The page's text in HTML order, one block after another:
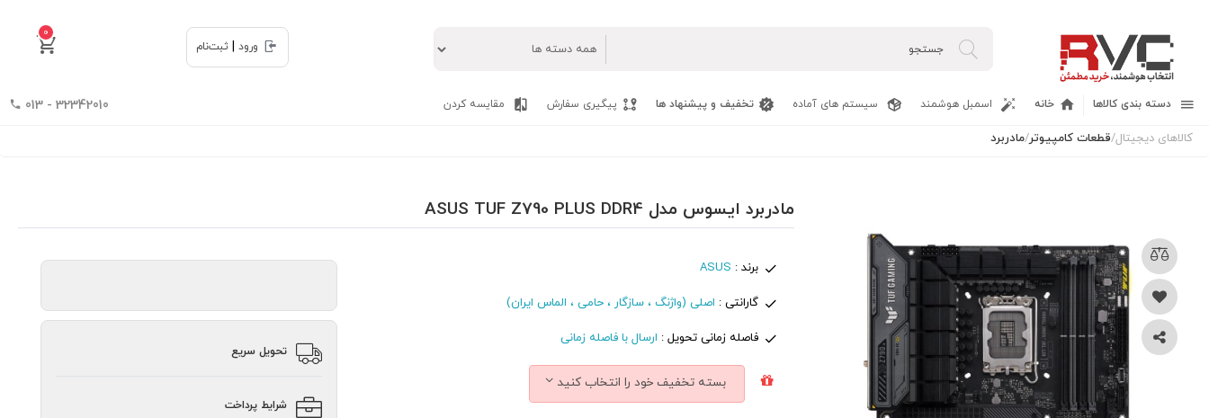
0
ورود
ثبت‌نام
دسته بندی کالاها خانه اسمبل هوشمند سیستم های آماده تخفیف و پیشنهاد ها پیگیری سفارش مقایسه کردن 32342010 - 013
کالاهای دیجیتال/قطعات کامپیوتر/مادربرد
مادربرد ایسوس مدل ASUS TUF Z790 PLUS DDR4
برند : ASUS
گارانتی : اصلی (واژنگ ، سازگار ، حامی ، الماس ایران)
فاصله زمانی تحویل : ارسال با فاصله زمانی
بسته تخفیف خود را انتخاب کنید
تحویل سریع
شرایط پرداخت